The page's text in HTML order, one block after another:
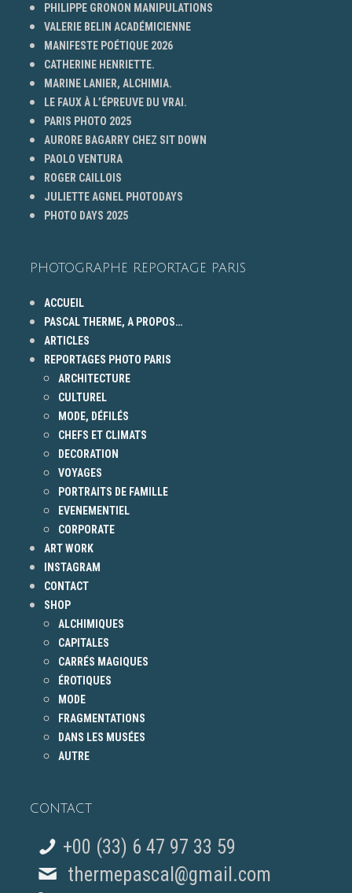
PHILIPPE GRONON MANIPULATIONS
VALERIE BELIN ACADÉMICIENNE
MANIFESTE POÉTIQUE 2026
CATHERINE HENRIETTE.
MARINE LANIER, ALCHIMIA.
LE FAUX À L’ÉPREUVE DU VRAI.
PARIS PHOTO 2025
AURORE BAGARRY CHEZ SIT DOWN
PAOLO VENTURA
ROGER CAILLOIS
JULIETTE AGNEL PHOTODAYS
PHOTO DAYS 2025
PHOTOGRAPHE REPORTAGE PARIS
ACCUEIL
PASCAL THERME, A PROPOS…
ARTICLES
REPORTAGES PHOTO PARIS
ARCHITECTURE
CULTUREL
MODE, DÉFILÉS
CHEFS ET CLIMATS
DECORATION
VOYAGES
PORTRAITS DE FAMILLE
EVENEMENTIEL
CORPORATE
ART WORK
INSTAGRAM
CONTACT
SHOP
ALCHIMIQUES
CAPITALES
CARRÉS MAGIQUES
ÉROTIQUES
MODE
FRAGMENTATIONS
DANS LES MUSÉES
AUTRE
CONTACT
+00 (33) 6 47 97 33 59
thermepascal@gmail.com